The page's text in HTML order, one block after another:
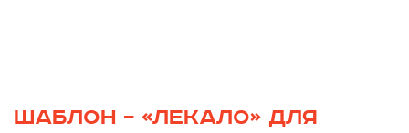
ШАБЛОН – «ЛЕКАЛО» ДЛЯ